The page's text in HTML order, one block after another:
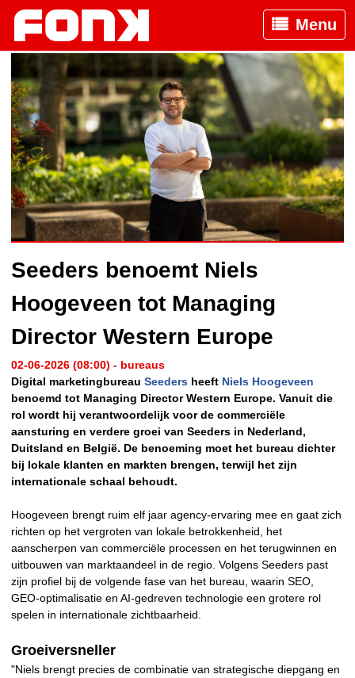
Menu
Seeders benoemt Niels
Hoogeveen tot Managing
Director Western Europe
02-06-2026 (08:00) - bureaus
Digital marketingbureau Seeders heeft Niels Hoogeveen
benoemd tot Managing Director Western Europe. Vanuit die
rol wordt hij verantwoordelijk voor de commerciële
aansturing en verdere groei van Seeders in Nederland,
Duitsland en België. De benoeming moet het bureau dichter
bij lokale klanten en markten brengen, terwijl het zijn
internationale schaal behoudt.
Hoogeveen brengt ruim elf jaar agency-ervaring mee en gaat zich
richten op het vergroten van lokale betrokkenheid, het
aanscherpen van commerciële processen en het terugwinnen en
uitbouwen van marktaandeel in de regio. Volgens Seeders past
zijn profiel bij de volgende fase van het bureau, waarin SEO,
GEO-optimalisatie en AI-gedreven technologie een grotere rol
spelen in internationale zichtbaarheid.
Groeiversneller
"Niels brengt precies de combinatie van strategische diepgang en